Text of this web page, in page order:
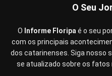
O Seu
O Informe Floripaé o seu
com os principais
dos catarinenses. Siga nosso
se atualizado sobre os fatos